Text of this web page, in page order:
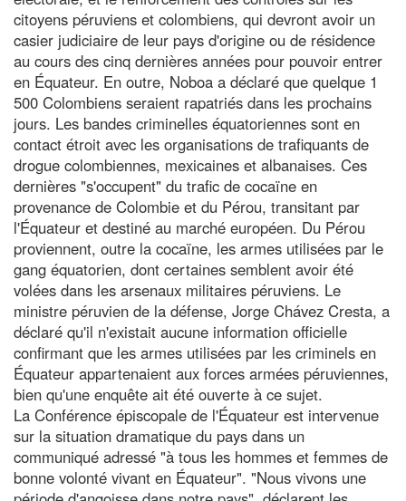
citoyens péruviens et colombiens, qui devront avoir un
casier judiciaire de leur pays d'origine ou de résidence
au cours des cinq dernières années pour pouvoir entrer
en Équateur. En outre, Noboa a déclaré que quelque 1
500 Colombiens seraient rapatriés dans les prochains
jours. Les bandes criminelles équatoriennes sont en
contact étroit avec les organisations de trafiquants de
drogue colombiennes, mexicaines et albanaises. Ces
dernières "s'occupent" du trafic de cocaïne en
provenance de Colombie et du Pérou, transitant par
l'Équateur et destiné au marché européen. Du Pérou
proviennent, outre la cocaïne, les armes utilisées par le
gang équatorien, dont certaines semblent avoir été
volées dans les arsenaux militaires péruviens. Le
ministre péruvien de la défense, Jorge Chávez Cresta, a
déclaré qu'il n'existait aucune information officielle
confirmant que les armes utilisées par les criminels en
Équateur appartenaient aux forces armées péruviennes,
bien qu'une enquête ait été ouverte à ce sujet.
La Conférence épiscopale de l'Équateur est intervenue
sur la situation dramatique du pays dans un
communiqué adressé "à tous les hommes et femmes de
bonne volonté vivant en Équateur". "Nous vivons une